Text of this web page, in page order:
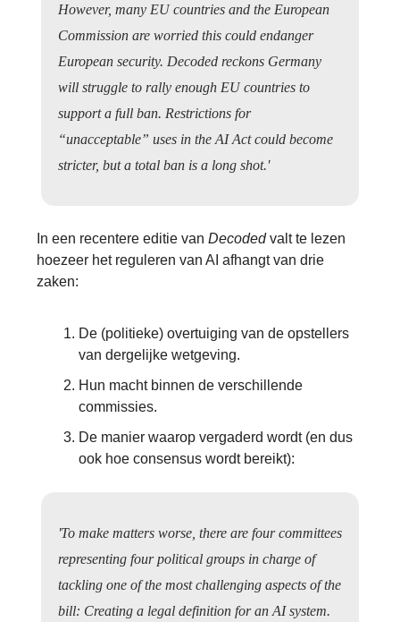
However, many EU countries and the European
Commission are worried this could endanger
European security. Decoded reckons Germany
will struggle to rally enough EU countries to
support a full ban. Restrictions for
“unacceptable” uses in the AI Act could become
stricter, but a total ban is a long shot.'
In een recentere editie van Decodedvalt te lezen
hoezeer het reguleren van AI afhangt van drie
zaken:
De (politieke) overtuiging van de opstellers
van dergelijke wetgeving.
Hun macht binnen de verschillende
commissies.
De manier waarop vergaderd wordt (en dus
ook hoe consensus wordt bereikt):
'To make matters worse, there are four committees
representing four political groups in charge of
tackling one of the most challenging aspects of the
bill: Creating a legal definition for an AI system.